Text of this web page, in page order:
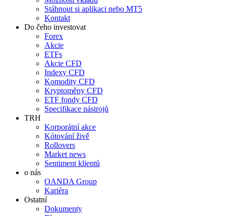
Stáhnout si aplikaci nebo MT5
Kontakt
Do čeho investovat
Forex
Akcie
ETFs
Akcie CFD
Indexy CFD
Komodity CFD
Kryptoměny CFD
ETF fondy CFD
Specifikace nástrojů
TRH
Korporátní akce
Kótování živě
Rollovers
Market news
Sentiment klientů
o nás
OANDA Group
Kariéra
Ostatní
Dokumenty